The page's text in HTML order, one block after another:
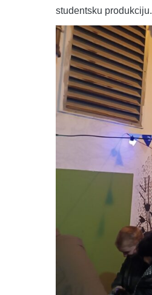
studentsku produkciju.